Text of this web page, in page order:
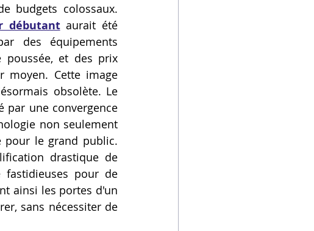
budgets colossaux.
débutant aurait été
des équipements
poussée, et des prix
moyen. Cette image
obsolète. Le
par une convergence
non seulement
pour le grand public.
drastique de
fastidieuses pour de
ainsi les portes d'un
sans nécessiter de